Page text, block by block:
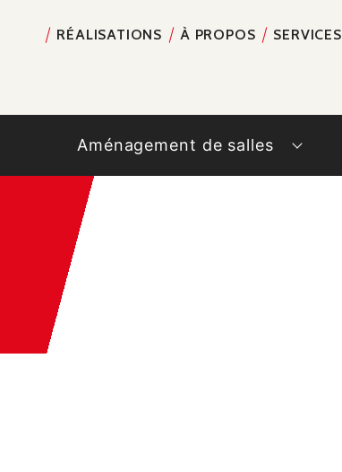
RÉALISATIONS À PROPOS SERVICES
Aménagement de salles